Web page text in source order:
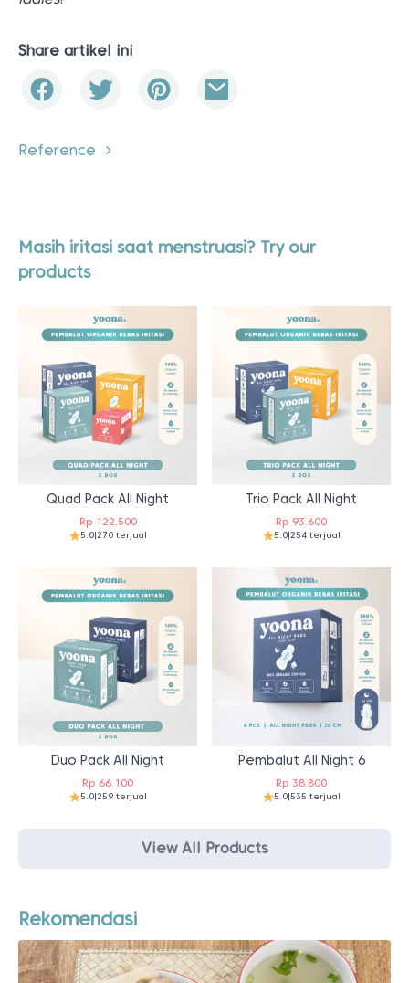
Share artikel ini
Reference
Masih iritasi saat menstruasi? Try our
products
Quad Pack All Night
Rp122.500
5.0|270 terjual
Trio Pack All Night
Rp 93.600
5.0|254 terjual
Duo Pack All Night
Rp 66.100
5.0|259 terjual
Pembalut All Night 6
Rp 38.800
5.0|535 terjual
View All Products
Rekomendasi